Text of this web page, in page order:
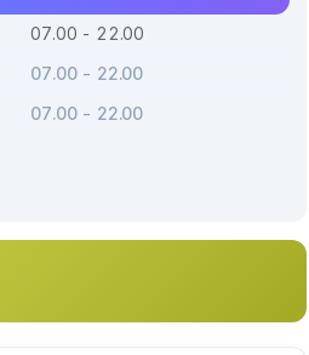
07.00 - 22.00
07.00 - 22.00
07.00 - 22.00